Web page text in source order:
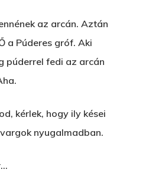
az arcán. Aztán
a Púderes gróf. Aki
púderrel fedi az arcán
kérlek, hogy ily kései
nyugalmadban.